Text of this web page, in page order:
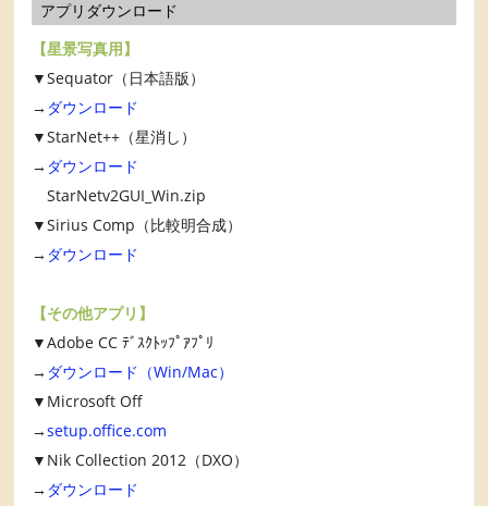
アプリダウンロード
【星景写真用】
▼Sequator（日本語版）
→ ダウンロード
▼StarNet++（星消し）
→ ダウンロード
StarNetv2GUI_Win.zip
▼Sirius Comp（比較明合成）
→ ダウンロード
【その他アプリ】
▼Adobe CC ﾃﾞｽｸﾄｯﾌﾟｱﾌﾟﾘ
→ ダウンロード（Win/Mac）
▼Microsoft Off
→setup.office.com
▼Nik Collection 2012（DXO）
→ ダウンロード